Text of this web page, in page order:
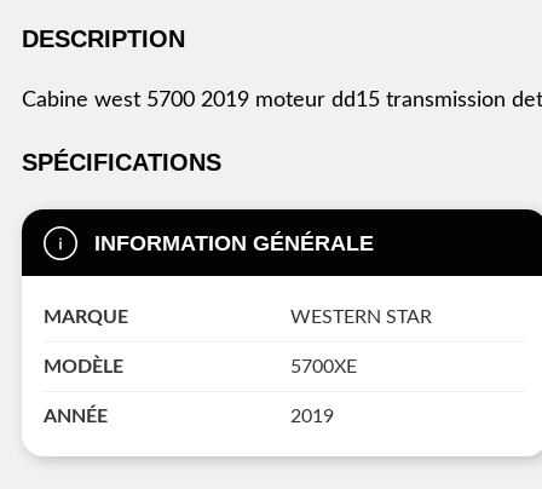
DESCRIPTION
cabine west 5700 2019 moteur dd15 transmission
SPÉCIFICATIONS
INFORMATION GÉNÉRALE
MARQUE WESTERN STAR
MODÈLE 5700XE
ANNÉE 2019